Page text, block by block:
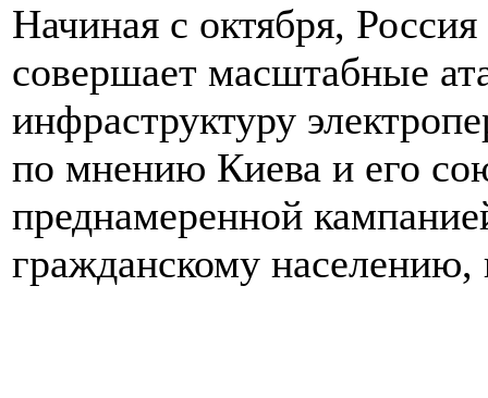
Начиная с октября,
совершает масштабные
инфраструктуру
по мнению Киева и его
преднамеренной
гражданскому